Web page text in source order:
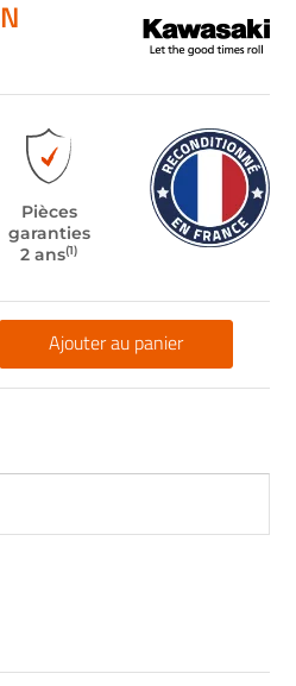
Pièces
garanties
2 ans(1)
Ajouter au panier